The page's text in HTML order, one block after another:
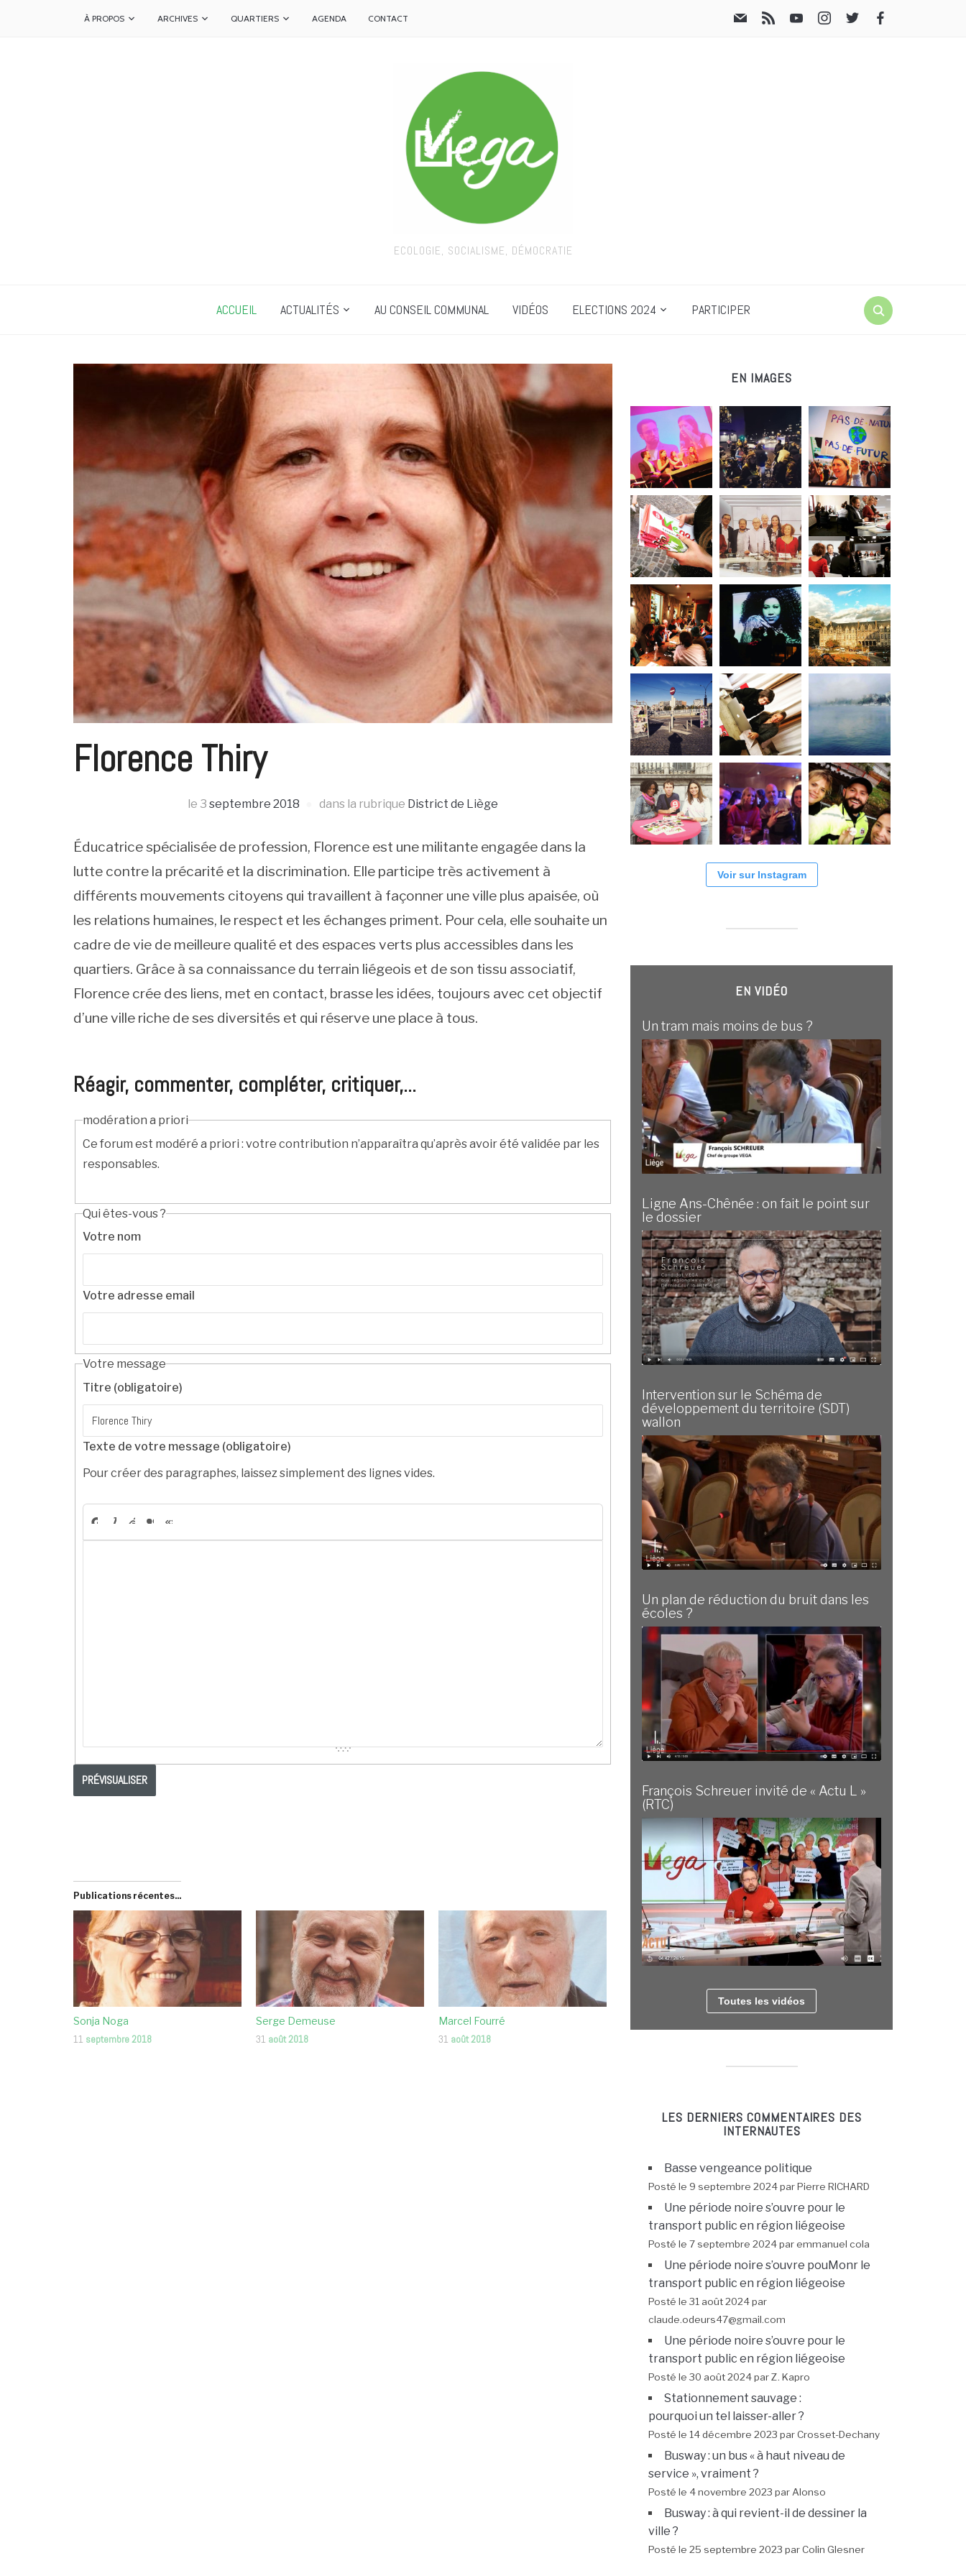
À PROPOS ARCHIVES QUARTIERS AGENDA CONTACT
ECOLOGIE, SOCIALISME, DÉMOCRATIE
ACCUEIL ACTUALITÉS AU CONSEIL COMMUNAL VIDÉOS ELECTIONS 2024 PARTICIPER
Florence Thiry
le 3 septembre 2018 dans la rubrique District de Liège
Éducatrice spécialisée de profession, Florence est une militante engagée dans la
lutte contre la précarité et la discrimination. Elle participe très activement à
différents mouvements citoyens qui travaillent à façonner une ville plus apaisée, où
les relations humaines, le respect et les échanges priment. Pour cela, elle souhaite un
cadre de vie de meilleure qualité et des espaces verts plus accessibles dans les
quartiers. Grâce à sa connaissance du terrain liégeois et de son tissu associatif,
Florence crée des liens, met en contact, brasse les idées, toujours avec cet objectif
d’une ville riche de ses diversités et qui réserve une place à tous.
Réagir, commenter, compléter, critiquer,...
modération a priori
Ce forum est modéré a priori : votre contribution n’apparaîtra qu’après avoir été validée par les
responsables.
Qui êtes-vous ?
Votre nom
Votre adresse email
Votre message
Titre (obligatoire)
Texte de votre message (obligatoire)
Pour créer des paragraphes, laissez simplement des lignes vides.
Publications récentes...
Sonja Noga
11 septembre 2018
Serge Demeuse
31 août 2018
Marcel Fourré
31 août 2018
EN IMAGES
Voir sur Instagram
EN VIDÉO
Un tram mais moins de bus ?
Ligne Ans-Chênée : on fait le point sur
le dossier
Intervention sur le Schéma de
développement du territoire (SDT)
wallon
Un plan de réduction du bruit dans les
écoles ?
François Schreuer invité de « Actu L »
(RTC)
Toutes les vidéos
LES DERNIERS COMMENTAIRES DES
INTERNAUTES
Basse vengeance politique
Posté le 9 septembre 2024 par Pierre RICHARD
Une période noire s’ouvre pour le
transport public en région liégeoise
Posté le 7 septembre 2024 par emmanuel cola
Une période noire s’ouvre pouMonr le
transport public en région liégeoise
Posté le 31 août 2024 par
claude.odeurs47@gmail.com
Une période noire s’ouvre pour le
transport public en région liégeoise
Posté le 30 août 2024 par Z. Kapro
Stationnement sauvage :
pourquoi un tel laisser-aller ?
Posté le 14 décembre 2023 par Crosset-Dechany
Busway : un bus « à haut niveau de
service », vraiment ?
Posté le 4 novembre 2023 par Alonso
Busway : à qui revient-il de dessiner la
ville ?
Posté le 25 septembre 2023 par Colin Glesner